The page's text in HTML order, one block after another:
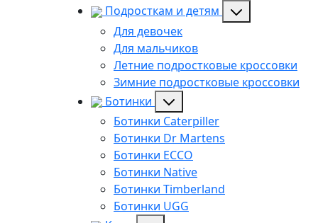
Подросткам и детям
Для девочек
Для мальчиков
Летние подростковые кроссовки
Зимние подростковые кроссовки
Ботинки
Ботинки Caterpiller
Ботинки Dr Martens
Ботинки ECCO
Ботинки Native
Ботинки Timberland
Ботинки UGG